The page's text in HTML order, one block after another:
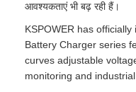
आवश्यकताएं भी बढ़ रही हैं।
KSPOWER has
Battery Charger series
curves adjustable
monitoring and